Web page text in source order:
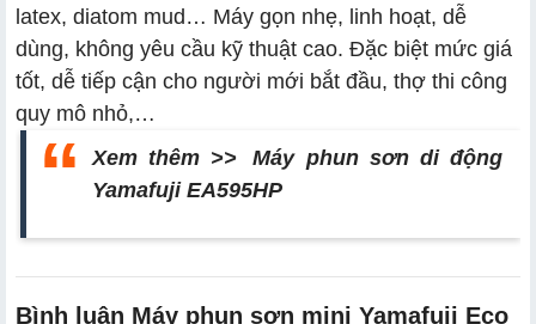
latex, diatom mud… Máy gọn nhẹ, linh hoạt, dễ
dùng, không yêu cầu kỹ thuật cao. Đặc biệt mức giá
tốt, dễ tiếp cận cho người mới bắt đầu, thợ thi công
quy mô nhỏ,…
Xem thêm >>
Máy phun sơn di động
Yamafuji EA595HP
Bình luận Máy phun sơn mini Yamafuji Eco